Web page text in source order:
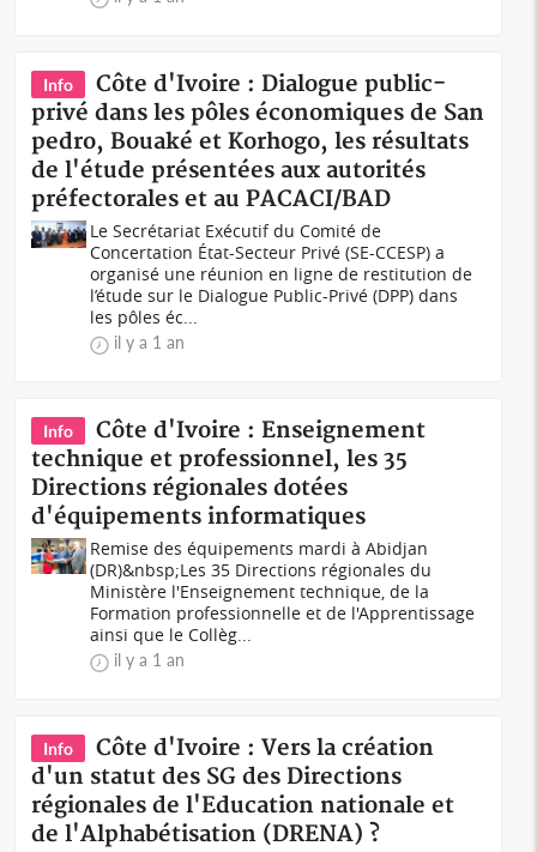
Info
Côte d'Ivoire : Dialogue public-
privé dans les pôles économiques de San
pedro, Bouaké et Korhogo, les résultats
de l'étude présentées aux autorités
préfectorales et au PACACI/BAD
Le Secrétariat Exécutif du Comité de
Concertation État-Secteur Privé (SE-CCESP) a
organisé une réunion en ligne de restitution de
l’étude sur le Dialogue Public-Privé (DPP) dans
les pôles éc...
il y a 1 an
Info
Côte d'Ivoire : Enseignement
technique et professionnel, les 35
Directions régionales dotées
d'équipements informatiques
Remise des équipements mardi à Abidjan
(DR)&nbsp;Les 35 Directions régionales du
Ministère l'Enseignement technique, de la
Formation professionnelle et de l'Apprentissage
ainsi que le Collèg...
il y a 1 an
Info
Côte d'Ivoire : Vers la création
d'un statut des SG des Directions
régionales de l'Education nationale et
de l'Alphabétisation (DRENA) ?